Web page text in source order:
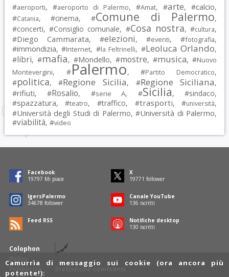
#aeroporti, #aeroporto di Palermo, #Amat, #arte, #calcio,
#Catania, #cinema, #Comune di Palermo,
#concerti, #Consiglio comunale, #Cosa nostra, #cultura,
#Diego Cammarata, #elezioni, #eventi, #fotografia,
#immondizia, #Internet, #la Feltrinelli, #Leoluca Orlando,
#libri, #mafia, #Mondello, #mostre, #musica, #Nuovo
Montevergini, #Palermo, #Partito Democratico,
#politica, #Regione Sicilia, #Regione Siciliana,
#rifiuti, #Rosalio, #serie A, #Sicilia, #sindaco,
#spazzatura, #teatro, #traffico, #trasporti, #università,
#Università degli Studi di Palermo, #Università di Palermo,
#viabilità, #video
Colophon
Policy
Pubblicità
Statistiche commenti
Facebook
19797 Mi piace
X
19771 follower
IgersPalermo
34678 follower
Canale YouTube
136 iscritti
Feed RSS
Notifiche desktop
130 iscritti
Camurrìa di messaggio sui cookie (ora ancora più
potente!):